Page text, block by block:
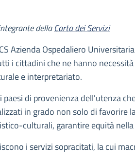
dellaCarta dei Servizi
Azienda Ospedaliero
i cittadini che ne hanno
e interpretariato.
paesi di provenienza dell'utenza
in grado non solo di favorire
culturali, garantire equità
i servizi sopracitati, la cui